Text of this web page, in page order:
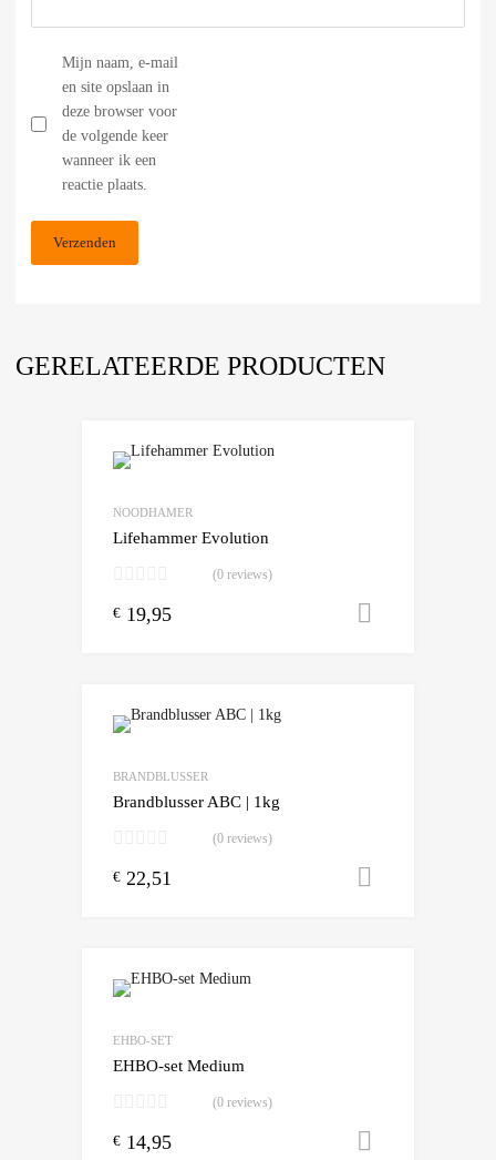
Mijn naam, e-mail
en site opslaan in
deze browser voor
de volgende keer
wanneer ik een
reactie plaats.
GERELATEERDE PRODUCTEN
NOODHAMER
Lifehammer Evolution
(0 reviews)
€ 19,95
BRANDBLUSSER
Brandblusser ABC | 1kg
(0 reviews)
€ 22,51
EHBO-SET
EHBO-set Medium
(0 reviews)
€ 14,95